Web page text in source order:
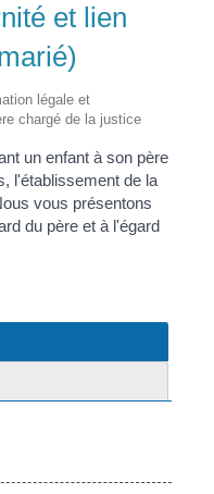
et lien
légale et
chargé de la justice
un enfant à son père
l'établissement de la
vous présentons
du père et à l'égard